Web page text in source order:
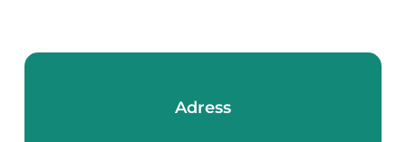
Adress